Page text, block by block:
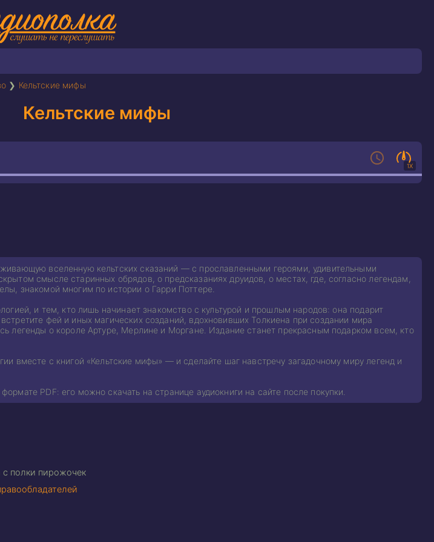
❯ Кельтские мифы
Кельтские мифы
1X
вселенную кельтских сказаний — с прославленными героями, удивительными
смысле старинных обрядов, о предсказаниях друидов, о местах, где, согласно легендам,
знакомой многим по истории о Гарри Поттере.
и тем, кто лишь начинает знакомство с культурой и прошлым народов: она подарит
фей и иных магических созданий, вдохновивших Толкиена при создании мира
легенды о короле Артуре, Мерлине и Моргане. Издание станет прекрасным подарком всем, кто
вместе с книгой «Кельтские мифы» — и сделайте шаг навстречу загадочному миру легенд и
PDF: его можно скачать на странице аудиокниги на сайте после покупки.
с полки пирожочек